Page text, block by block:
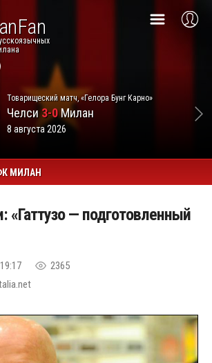
Товарищеский матч, «Гелора Бунг Карно»
Челси3-0Милан
8 августа 2026
МИЛАН
«Гаттузо — подготовленный
2365